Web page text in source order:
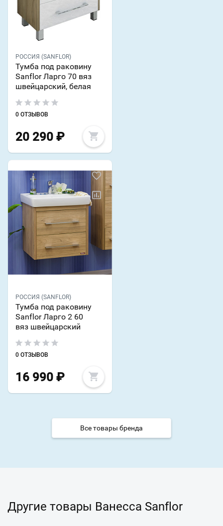
РОССИЯ (SANFLOR)
Тумба под раковину
Sanflor Ларго 70 вяз
швейцарский, белая
0 ОТЗЫВОВ
20 290 ₽
РОССИЯ (SANFLOR)
Тумба под раковину
Sanflor Ларго 2 60
вяз швейцарский
0 ОТЗЫВОВ
16 990 ₽
Все товары бренда
Другие товары Ванесса Sanflor